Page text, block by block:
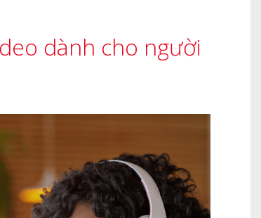
dành cho người